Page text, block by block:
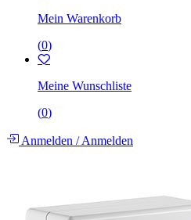
Mein Warenkorb
(0)
Meine Wunschliste
(0)
Anmelden /Anmelden